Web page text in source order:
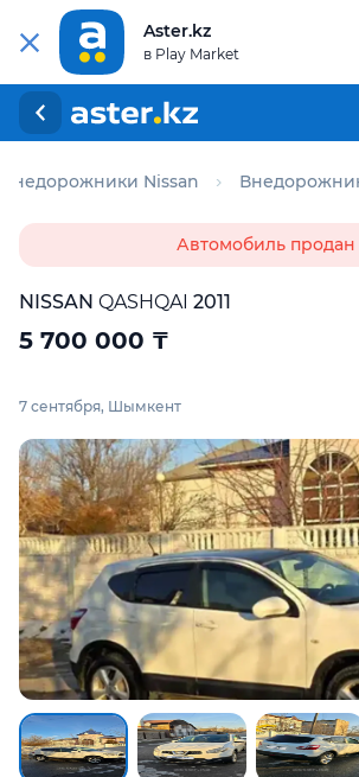
Aster.kz
в Play Market
Внедорожники Nissan
Автомобиль продан
NISSAN QASHQAI 2011
5 700 000 ₸
7 сентября, Шымкент